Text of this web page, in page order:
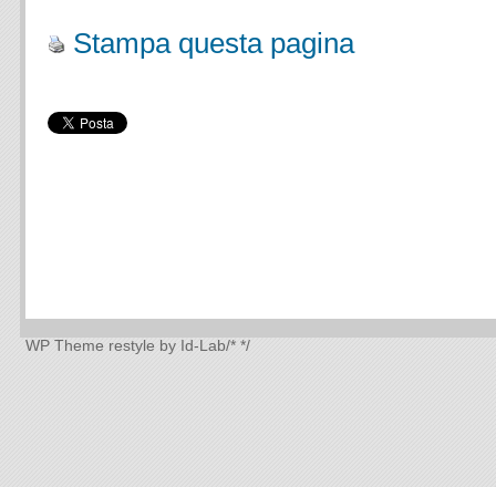
Stampa questa pagina
WP Theme restyle by Id-Lab/* */